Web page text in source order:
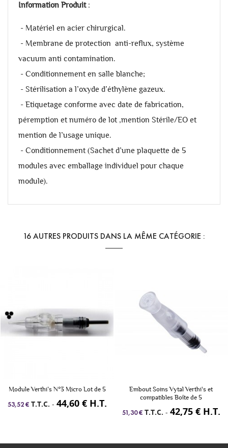
Information Produit:
- Matériel en acier chirurgical.
- Membrane de protection anti-reflux, système
vacuum anti contamination.
- Conditionnement en salle blanche;
- Stérilisation a l’oxyde d’éthylène gazeux.
- Etiquetage conforme avec date de fabrication,
péremption et numéro de lot ,mention Stérile/EO et
mention de l’usage unique.
- Conditionnement (Sachet d’une plaquette de 5
modules avec emballage individuel pour chaque
module).
16 AUTRES PRODUITS DANS LA MÊME CATÉGORIE :
Module Verthi’s N°3 Micro Lot de 5
53,52 € T.T.C. - 44,60 € H.T.
Embout Soins Vytal Verthi's et
compatibles Boîte de 5
51,30 € T.T.C. - 42,75 € H.T.